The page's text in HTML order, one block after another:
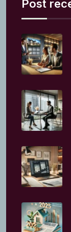
Post